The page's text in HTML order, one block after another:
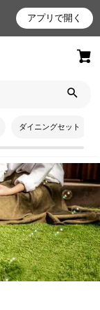
アプリで開く
ダイニングセット